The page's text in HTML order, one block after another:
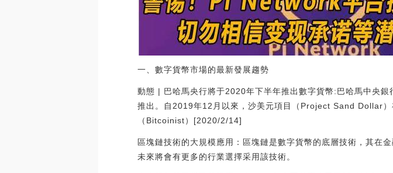
一、數字貨幣市場的最新發展趨勢
動態 | 巴哈馬央行將于2020年下半年推出數字貨幣:巴哈馬中央
推出。自2019年12月以來，沙美元項目（Project Sand Dollar
（Bitcoinist）[2020/2/14]
區塊鏈技術的大規模應用：區塊鏈是數字貨幣的底層技術，其在
未來將會有更多的行業選擇采用該技術。